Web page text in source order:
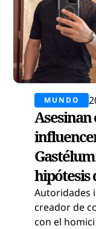
MUNDO
hipótesis
Autoridades
creador de
con el homici